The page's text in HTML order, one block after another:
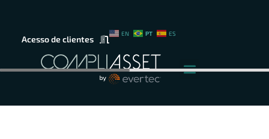
Acesso de clientes
EN PT ES